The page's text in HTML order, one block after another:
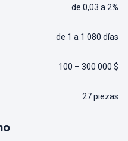
de 0,03 a 2%
de 1 a 1 080 días
100 – 300 000 $
27 piezas